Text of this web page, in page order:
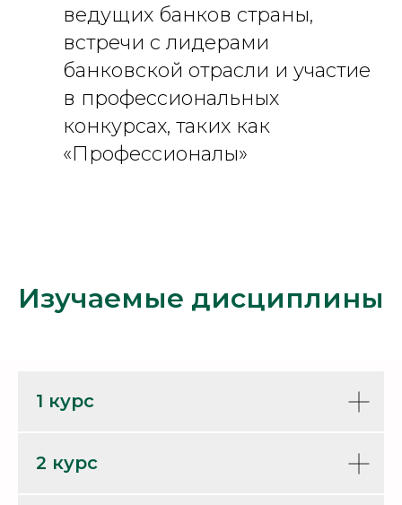
ведущих банков страны,
встречи с лидерами
банковской отрасли и участие
в профессиональных
конкурсах, таких как
«Профессионалы»
Изучаемые дисциплины
1 курс
2 курс